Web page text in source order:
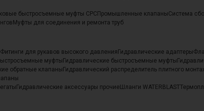
быстросъемные муфты CPC Промышленные клапаныСистема
Муфты для соединения и ремонта труб
Фитинги для рукавов высокого давления Гидравлические адаптеры
муфты Гидравлические быстросъемные муфты
обратные клапаны Гидравлический распределитель плитного
Гидравлические аксессуары прочие Шланги WATERBLAST